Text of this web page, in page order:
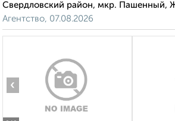
Свердловский район, мкр. Пашенный,
Агентство, 07.08.2026
‹